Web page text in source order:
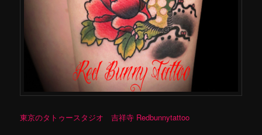
東京のタトゥースタジオ 吉祥寺 Redbunnytattoo